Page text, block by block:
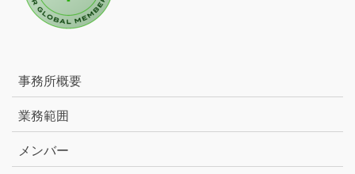
事務所概要
業務範囲
メンバー